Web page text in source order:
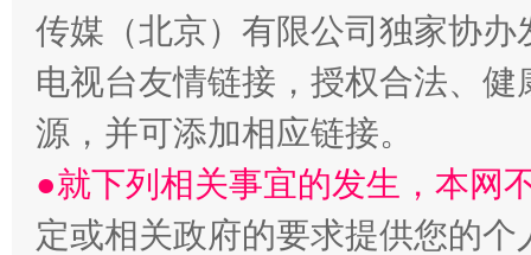
传媒（北京）有限公司独家协
电视台友情链接，授权合法、
源，并可添加相应链接。
●就下列相关事宜的发生，本网
定或相关政府的要求提供您的个